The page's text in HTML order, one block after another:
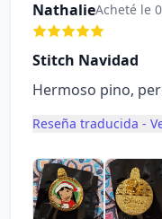
NathalieAcheté le
Stitch Navidad
Hermoso pino,
Reseña traducida -